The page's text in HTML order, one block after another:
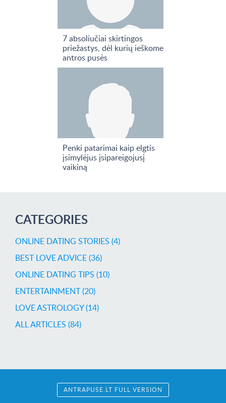
7 absoliučiai skirtingos
priežastys, dėl kurių ieškome
antros pusės
Penki patarimai kaip elgtis
įsimylėjus įsipareigojusį
vaikiną
CATEGORIES
ONLINE DATING STORIES (4)
BEST LOVE ADVICE (36)
ONLINE DATING TIPS (10)
ENTERTAINMENT (20)
LOVE ASTROLOGY (14)
ALL ARTICLES (84)
ANTRAPUSE.LT FULL VERSION